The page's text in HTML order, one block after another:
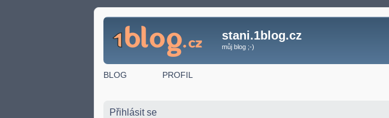
stani.1blog.cz
můj blog ;-)
BLOG PROFIL
Přihlásit se